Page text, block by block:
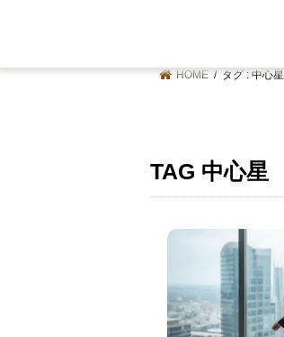
HOME タグ : 中心星
TAG 中心星